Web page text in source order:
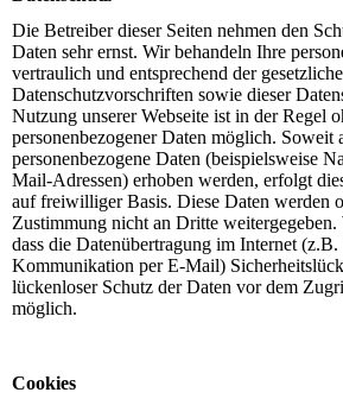
Die Betreiber dieser Seiten nehmen den
Daten sehr ernst. Wir behandeln Ihre
vertraulich und entsprechend der
Datenschutzvorschriften sowie dieser
Nutzung unserer Webseite ist in der Regel
personenbezogener Daten möglich. Soweit
personenbezogene Daten (beispielsweise
Mail-Adressen) erhoben werden, erfolgt
auf freiwilliger Basis. Diese Daten werden
Zustimmung nicht an Dritte
dass die Datenübertragung im Internet (z.B.
Kommunikation per E-Mail)
lückenloser Schutz der Daten vor dem
möglich.
Cookies